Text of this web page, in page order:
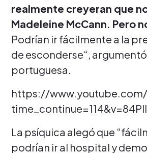
realmente creyeran que
Madeleine McCann. Pero
Podrían ir fácilmente a la
de esconderse“,
portuguesa.
https://
La psíquica alegó que
podrían ir al hospital y